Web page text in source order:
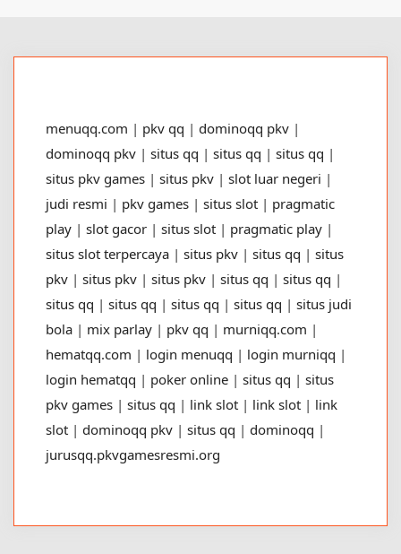
menuqq.com | pkv qq | dominoqq pkv |
dominoqq pkv | situs qq | situs qq | situs qq |
situs pkv games | situs pkv | slot luar negeri |
judi resmi | pkv games | situs slot | pragmatic
play | slot gacor | situs slot | pragmatic play |
situs slot terpercaya | situs pkv | situs qq | situs
pkv | situs pkv | situs pkv | situs qq | situs qq |
situs qq | situs qq | situs qq | situs qq | situs judi
bola | mix parlay | pkv qq | murniqq.com |
hematqq.com | login menuqq | login murniqq |
login hematqq | poker online | situs qq | situs
pkv games | situs qq | link slot | link slot | link
slot | dominoqq pkv | situs qq | dominoqq |
jurusqq.pkvgamesresmi.org